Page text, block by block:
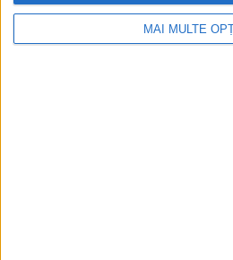
MAI MULTE